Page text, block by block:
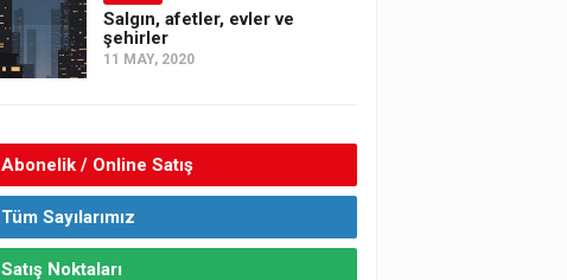
Salgın, afetler, evler ve
şehirler
11 MAY, 2020
Abonelik / Online Satış
Tüm Sayılarımız
Satış Noktaları